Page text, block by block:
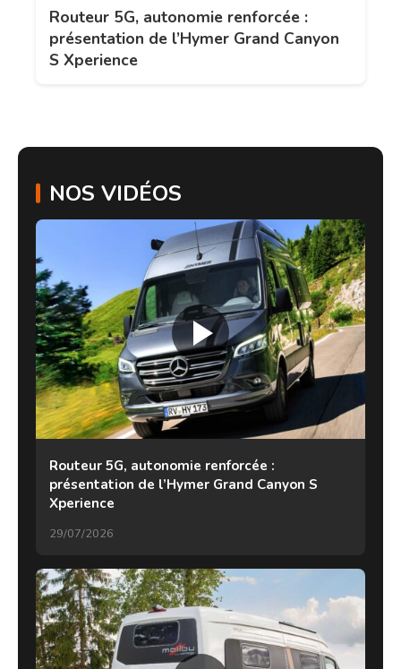
Routeur 5G, autonomie renforcée :
présentation de l’Hymer Grand Canyon
S Xperience
NOS VIDÉOS
Routeur 5G, autonomie renforcée :
présentation de l’Hymer Grand Canyon S
Xperience
29/07/2026